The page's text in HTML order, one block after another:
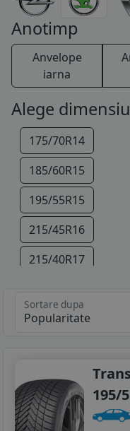
Anotimp
Anvelope
iarna
Alege
175/70R14
185/60R15
195/55R15
215/45R16
215/40R17
Sortare dupa
195/